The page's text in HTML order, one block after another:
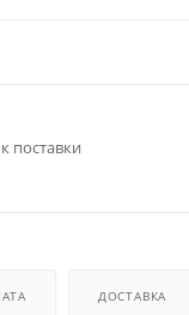
поставки
ДОСТАВКА